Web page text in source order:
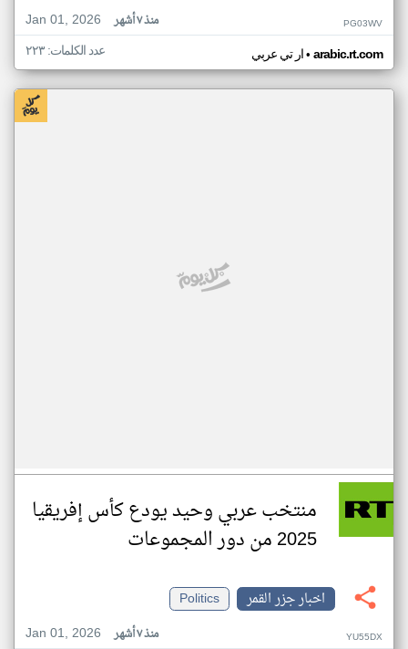
Jan 01, 2026
منذ ٧ أشهر PG03WV
ار تي عربي• arabic.rt.com عدد الكلمات: ٢٢٣
منتخب عربي وحيد يودع كأس إفريقيا
2025 من دور المجموعات
اخبار جزر القمر
Politics
Jan 01, 2026
منذ ٧ أشهر YU55DX